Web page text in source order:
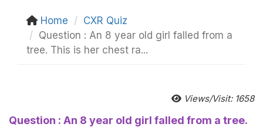
Home
CXR Quiz
Question : An 8 year old girl falled from a
tree. This is her chest ra...
Views/Visit: 1658
Question : An 8 year old girl falled from a tree.